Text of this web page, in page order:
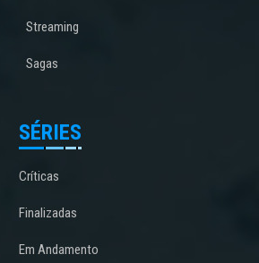
Streaming
Sagas
SÉRIES
Críticas
Finalizadas
Em Andamento